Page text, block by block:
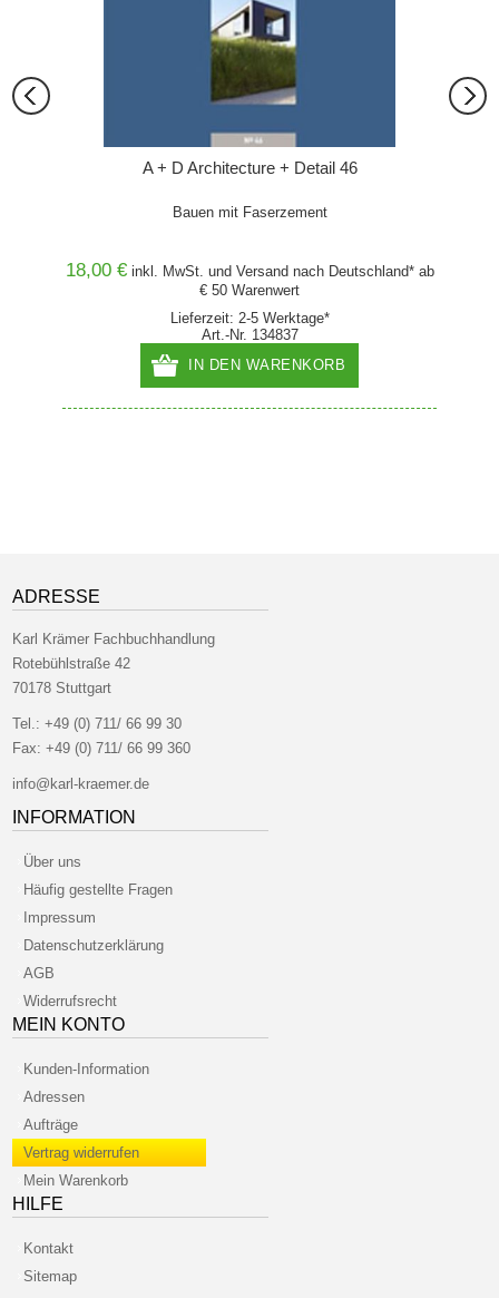
A + D Architecture + Detail 46
Bauen mit Faserzement
18,00 € inkl. MwSt. und Versandnach Deutschland* ab
€ 50 Warenwert
Lieferzeit: 2-5 Werktage*
Art.-Nr. 134837
IN DEN WARENKORB
ADRESSE
Karl Krämer Fachbuchhandlung
Rotebühlstraße 42
70178 Stuttgart
Tel.:+49 (0) 711/ 66 99 30
Fax: +49 (0) 711/ 66 99 360
info@karl-kraemer.de
INFORMATION
Über uns
Häufig gestellte Fragen
Impressum
Datenschutzerklärung
AGB
Widerrufsrecht
MEIN KONTO
Kunden-Information
Adressen
Aufträge
Vertrag widerrufen
Mein Warenkorb
HILFE
Kontakt
Sitemap